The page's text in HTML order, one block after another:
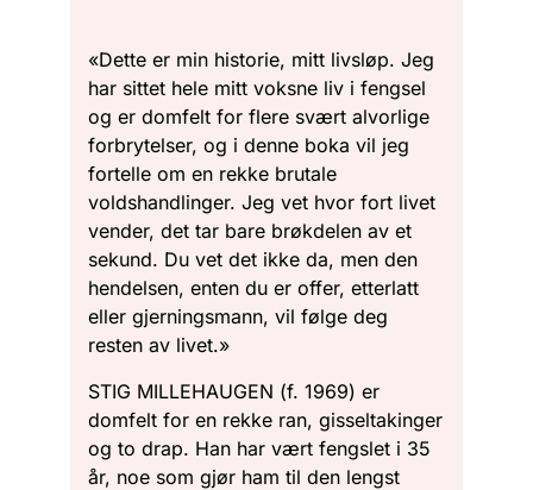
«Dette er min historie, mitt livsløp. Jeg
har sittet hele mitt voksne liv i fengsel
og er domfelt for flere svært alvorlige
forbrytelser, og i denne boka vil jeg
fortelle om en rekke brutale
voldshandlinger. Jeg vet hvor fort livet
vender, det tar bare brøkdelen av et
sekund. Du vet det ikke da, men den
hendelsen, enten du er offer, etterlatt
eller gjerningsmann, vil følge deg
resten av livet.»
STIG MILLEHAUGEN (f. 1969) er
domfelt for en rekke ran, gisseltakinger
og to drap. Han har vært fengslet i 35
år, noe som gjør ham til den lengst